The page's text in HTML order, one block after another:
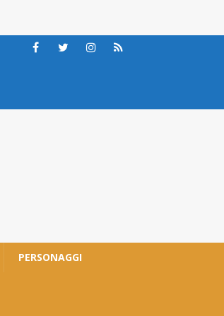
PERSONAGGI